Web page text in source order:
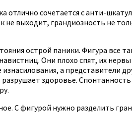
сочетается с анти-
выходит, грандиозность не
острой паники. Фигура все
Они плохо спят, их
а представители
здоровье. Спонтанность
С фигурой нужно разделить